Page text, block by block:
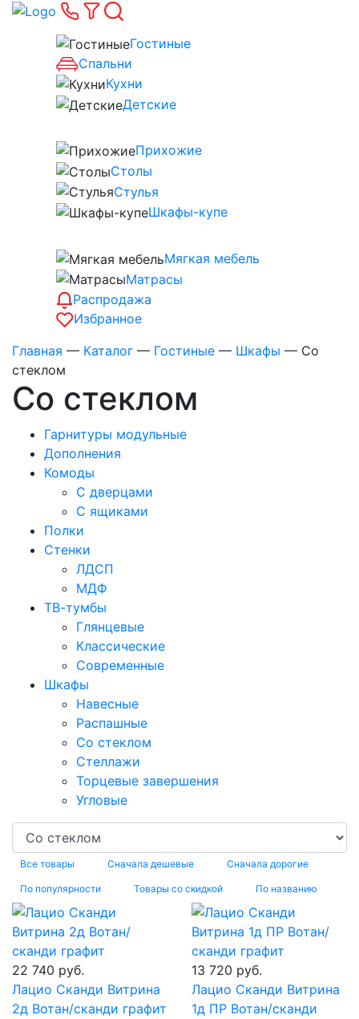
Гостиные
Спальни
Кухни
Детские
Прихожие
Столы
Стулья
Шкафы-купе
Мягкая мебель
Матрасы
Распродажа
Избранное
Главная — Каталог — Гостиные — Шкафы — Со
стеклом
Со стеклом
Гарнитуры модульные
Дополнения
Комоды
С дверцами
С ящиками
Полки
Стенки
ЛДСП
МДФ
ТВ-тумбы
Глянцевые
Классические
Современные
Шкафы
Навесные
Распашные
Со стеклом
Стеллажи
Торцевые завершения
Угловые
Все товары Сначала дешевые Сначала дорогие
По популярности Товары со скидкой По названию
22 740 руб.
Лацио Сканди Витрина
2д Вотан/сканди графит
13 720 руб.
Лацио Сканди Витрина
1д ПР Вотан/сканди